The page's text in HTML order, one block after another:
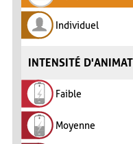
Individuel
INTENSITÉ
Faible
Moyenne